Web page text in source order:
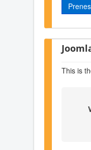
This is